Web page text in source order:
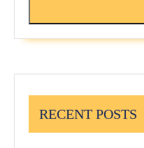
RECENT POSTS